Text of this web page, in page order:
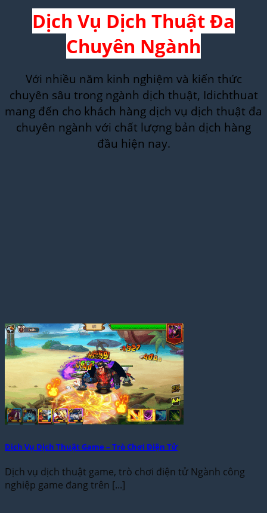
Dịch Vụ Dịch Thuật Đa
Chuyên Ngành
Với nhiều năm kinh nghiệm và kiến thức
chuyên sâu trong ngành dịch thuật, Idichthuat
mang đến cho khách hàng dịch vụ dịch thuật đa
chuyên ngành với chất lượng bản dịch hàng
đầu hiện nay.
Dịch Vụ Dịch Thuật Game – Trò Chơi Điện Tử
Dịch vụ dịch thuật game, trò chơi điện tử Ngành công
nghiệp game đang trên [...]